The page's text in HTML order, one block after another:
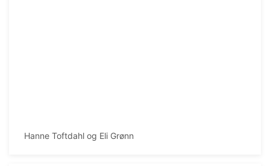
Hanne Toftdahl og Eli Grønn